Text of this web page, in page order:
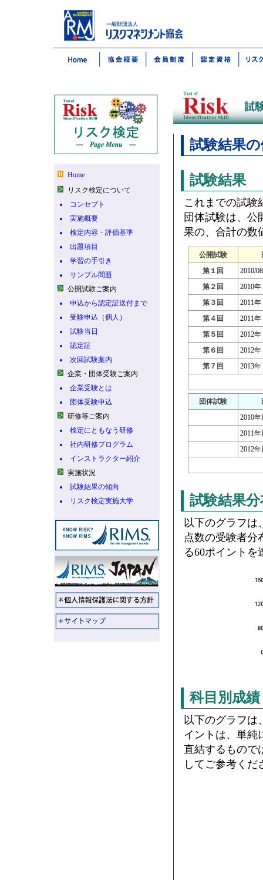
Home
リスク検定について
コンセプト
実施概要
検定内容・評価基準
出題項目
学習の手引き
サンプル問題
公開試験ご案内
申込から認定証送付まで
受験申込（個人）
試験当日
認定証
次回試験案内
企業・団体受験ご案内
企業受験とは
団体受験申込
研修等ご案内
検定にともなう研修
社内研修プログラム
インストラクター紹介
実施状況
試験結果の傾向
リスク検定実施大学
試験結果
試験結果
これまでの試験
団体試験は、公
果の、合計の数
公開試験
第１回
2010/
第２回
2010
第３回
2011
第４回
2011
第５回
2012
第６回
2012
第７回
2013
団体試験
2010年
2011年
2012年
試験結果分
以下のグラフは
点数の受験者分
る60ポイントを
科目別成績
以下のグラフは
イントは、単純
直結するもので
してご参考くだ